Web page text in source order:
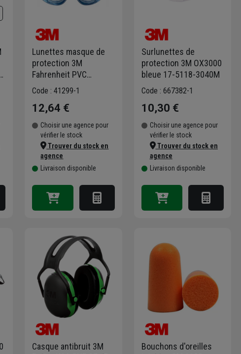
Lunettes masque de
protection 3M
Fahrenheit PVC
bandeau en nylon
Code : 41299-1
12,64 €
Choisir une agence pour
vérifier le stock
Trouver du stock en
agence
Livraison disponible
Surlunettes de
protection 3M OX3000
bleue 17-5118-3040M
Code : 667382-1
10,30 €
Choisir une agence pour
vérifier le stock
Trouver du stock en
agence
Livraison disponible
Casque antibruit 3M
Bouchons d'oreilles